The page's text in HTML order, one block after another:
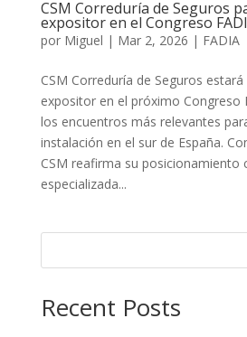
CSM Correduría de Seguros
expositor en el Congreso
por Miguel | Mar 2, 2026 | FADIA
CSM Correduría de Seguros
expositor en el próximo Congreso
los encuentros más relevantes
instalación en el sur de España.
CSM reafirma su posicionamiento
especializada...
Recent Posts